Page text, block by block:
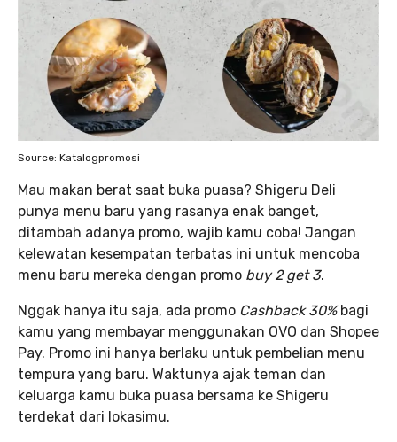
Source: Katalogpromosi
Mau makan berat saat buka puasa? Shigeru Deli
punya menu baru yang rasanya enak banget,
ditambah adanya promo, wajib kamu coba! Jangan
kelewatan kesempatan terbatas ini untuk mencoba
menu baru mereka dengan promo buy 2 get 3.
Nggak hanya itu saja, ada promo Cashback 30%bagi
kamu yang membayar menggunakan OVO dan Shopee
Pay. Promo ini hanya berlaku untuk pembelian menu
tempura yang baru. Waktunya ajak teman dan
keluarga kamu buka puasa bersama ke Shigeru
terdekat dari lokasimu.